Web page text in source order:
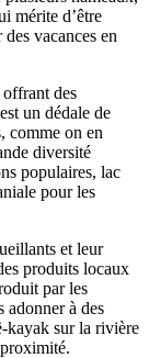
mérite d’être
vacances en
des
un dédale de
comme on en
diversité
populaires, lac
pour les
et leur
produits locaux
par les
adonner à des
kayak sur la rivière